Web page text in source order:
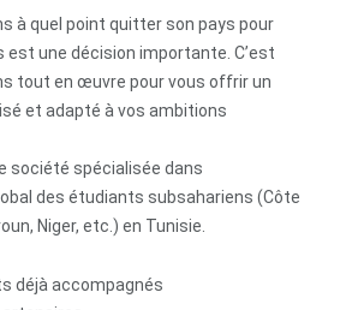
à quel point quitter son pays pour
une décision importante. C’est
tout en œuvre pour vous offrir un
et adapté à vos ambitions
société spécialisée dans
des étudiants subsahariens (Côte
Niger, etc.) en Tunisie.
déjà accompagnés